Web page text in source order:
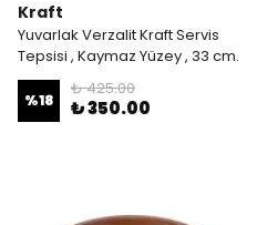
Kraft
Yuvarlak Verzalit Kraft Servis
Tepsisi , Kaymaz Yüzey , 33 cm.
%18
₺ 425.00
₺ 350.00